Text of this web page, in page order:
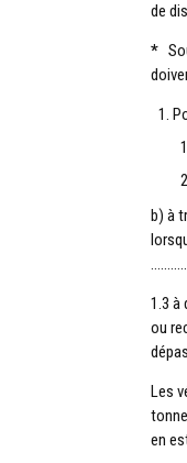
de
*
b) à
1.3 à
ou
Les
en